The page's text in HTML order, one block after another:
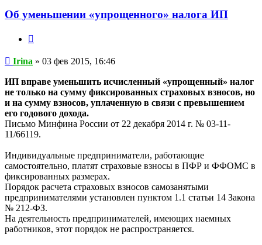
Об уменьшении «упрощенного» налога ИП
Сообщение
Irina » 03 фев 2015, 16:46
ИП вправе уменьшить исчисленный «упрощенный» налог
не только на сумму фиксированных страховых взносов, но
и на сумму взносов, уплаченную в связи с превышением
его годового дохода.
Письмо Минфина России от 22 декабря 2014 г. № 03-11-
11/66119.
Индивидуальные предприниматели, работающие
самостоятельно, платят страховые взносы в ПФР и ФФОМС в
фиксированных размерах.
Порядок расчета страховых взносов самозанятыми
предпринимателями установлен пунктом 1.1 статьи 14 Закона
№ 212-ФЗ.
На деятельность предпринимателей, имеющих наемных
работников, этот порядок не распространяется.